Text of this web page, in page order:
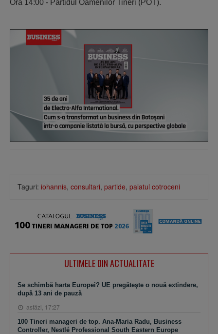
Ora 14:00 - Partidul Oamenilor Tineri (POT).
Taguri: iohannis, consultari, partide, palatul cotroceni
ULTIMELE DIN ACTUALITATE
Se schimbă harta Europei? UE pregăteşte o nouă extindere,
după 13 ani de pauză
astăzi, 17:27
100 Tineri manageri de top. Ana-Maria Radu, Business
Controller, Nestlé Professional South Eastern Europe